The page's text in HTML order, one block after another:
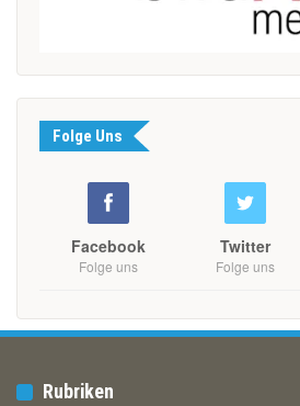
Folge Uns
Facebook
Folge uns
Twitter
Folge uns
Rubriken